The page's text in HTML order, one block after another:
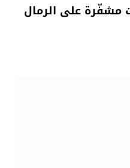
مشفّرة على الرمال